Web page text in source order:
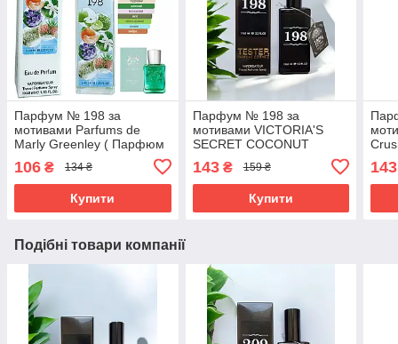
Парфум № 198 за
мотивами Parfums de
Marly Greenley ( Парфюм
де Марлі Грінлей ) 40 МЛ
ОПТ
106 ₴ 134 ₴
Купити
Парфум № 198 за
мотивами VICTORIA'S
SECRET COCONUT
PASSION (Вікторія Сікрет
Коконат Пешн) 65 мл
143₴ 159 ₴
Купити
143
Подібні товари компанії